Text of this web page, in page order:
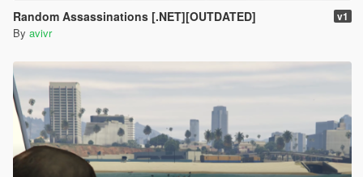
Random Assassinations [.NET][OUTDATED] v1
By avivr